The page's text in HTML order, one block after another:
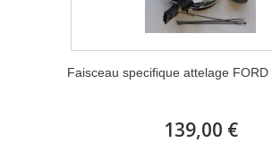
Faisceau specifique attelage FORD
139,00 €